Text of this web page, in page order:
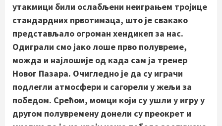
утакмици били ослабљени неиграњем тројице
стандардних првотимаца, што је свакако
представљало огроман хендикеп за нас.
Одиграли смо јако лоше прво полувреме,
можда и најлошије од када сам ја тренер
Новог Пазара. Очигледно је да су играчи
подлегли атмосфери и сагорели у жељи за
победом. Срећом, момци који су ушли у игру у
другом полувремену донели су преокрет и